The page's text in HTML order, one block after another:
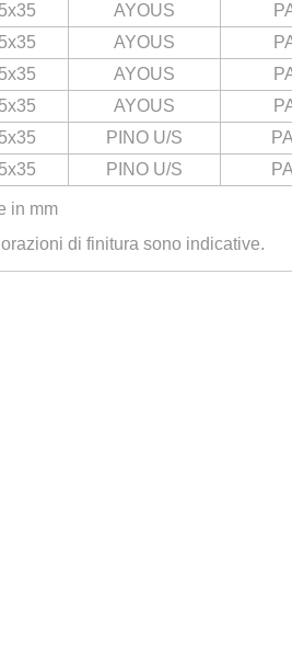
AYOUS
AYOUS
AYOUS
AYOUS
PINO U/S
PINO U/S
in mm
di finitura sono indicative.